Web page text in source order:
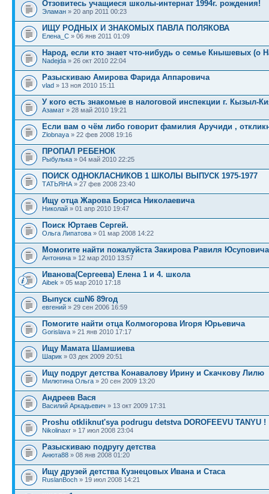
Отзовитесь учащиеся школы-интернат 1994г. рождения!
Эламан » 20 апр 2011 00:23
ИЩУ РОДНЫХ И ЗНАКОМЫХ ПАВЛА ПОЛЯКОВА
Елена_C » 06 янв 2011 01:09
Народ, если кто знает что-нибудь о семье Кнышевых (о
Nadejda » 26 окт 2010 22:04
Разыскиваю Амирова Фарида Аппаровича
vlad » 13 ноя 2010 15:11
У кого есть знакомые в налоговой инспекции г. Кызыл-
Азамат » 28 май 2010 19:21
Если вам о чём либо говорит фамилия Аручиди ,
Zlobnaya » 22 фев 2008 19:16
ПРОПАЛ РЕБЕНОК
Рыбулька » 04 май 2010 22:25
ПОИСК ОДНОКЛАСНИКОВ 1 ШКОЛЫ ВЫПУСК 1975-1977
TАТЬЯНА » 27 фев 2008 23:40
Ищу отца Жарова Бориса Николаевича
Николай » 01 апр 2010 19:47
Поиск Юртаев Сергей.
Ольга Липатова » 01 мар 2008 14:22
Момогите найти пожалуйста Закирова Равиля Юсуповича
Антонина » 12 мар 2010 13:57
Иванова(Сергеева) Елена 1 и 4. школа
Aibek » 05 мар 2010 17:18
Выпуск сшN6 89год
евгений » 29 сен 2006 16:59
Помогите найти отца Колмогорова Игоря Юрьевича
Gorislava » 21 янв 2010 17:17
Ищу Мамата Шамшиева
Шарик » 03 дек 2009 20:51
Ищу подруг детства Конавалову Ирину и Скачкову Лилю
Милютина Ольга » 20 сен 2009 13:20
Андреев Вася
Василий Аркадьевич » 13 окт 2009 17:31
Proshu otkliknut'sya podrugu detstva DOROFEEVU TANYU !
Nikolinaxr » 17 июл 2008 23:04
Разыскиваю подругу детства
Анюта88 » 08 янв 2008 01:20
Ищу друзей детства Кузнецовых Ивана и Стаса
RuslanBoch » 19 июл 2008 14:21